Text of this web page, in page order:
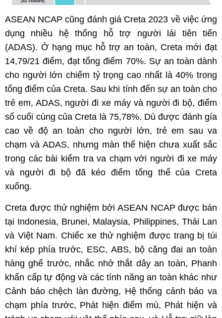
ASEAN NCAP cũng đánh giá Creta 2023 về việc ứng
dụng nhiều hệ thống hỗ trợ người lái tiên tiến
(ADAS). Ở hạng mục hỗ trợ an toàn, Creta mới đạt
14,79/21 điểm, đạt tổng điểm 70%. Sự an toàn dành
cho người lớn chiếm tỷ trọng cao nhất là 40% trong
tổng điểm của Creta. Sau khi tính đến sự an toàn cho
trẻ em, ADAS, người đi xe máy và người đi bộ, điểm
số cuối cùng của Creta là 75,78%. Dù được đánh gía
cao về độ an toàn cho người lớn, trẻ em sau va
chạm và ADAS, nhưng màn thể hiện chưa xuất sắc
trong các bài kiểm tra va chạm với người đi xe máy
và người đi bộ đã kéo điểm tổng thể của Creta
xuống.
Creta được thử nghiệm bởi ASEAN NCAP được bán
tại Indonesia, Brunei, Malaysia, Philippines, Thái Lan
và Việt Nam. Chiếc xe thử nghiệm được trang bị túi
khí kép phía trước, ESC, ABS, bộ căng đai an toàn
hàng ghế trước, nhắc nhở thắt dây an toàn, Phanh
khẩn cấp tự động và các tính năng an toàn khác như
Cảnh báo chệch làn đường, Hệ thống cảnh báo va
chạm phía trước, Phát hiện điểm mù, Phát hiện và